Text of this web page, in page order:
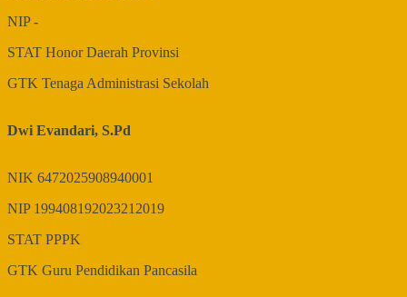
NIP-
STAT Honor Daerah Provinsi
GTK Tenaga Administrasi Sekolah
Dwi Evandari, S.Pd
NIK 6472025908940001
NIP 199408192023212019
STAT PPPK
GTK Guru Pendidikan Pancasila